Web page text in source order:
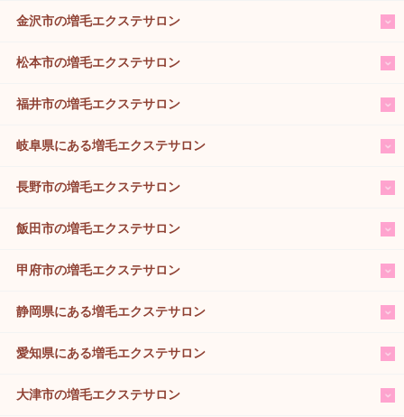
金沢市の増毛エクステサロン
松本市の増毛エクステサロン
福井市の増毛エクステサロン
岐阜県にある増毛エクステサロン
長野市の増毛エクステサロン
飯田市の増毛エクステサロン
甲府市の増毛エクステサロン
静岡県にある増毛エクステサロン
愛知県にある増毛エクステサロン
大津市の増毛エクステサロン